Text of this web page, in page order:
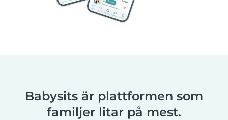
Babysits är plattformen som
familjer litar på mest.